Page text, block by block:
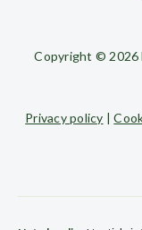
Copyright © 2026
Privacy policy |